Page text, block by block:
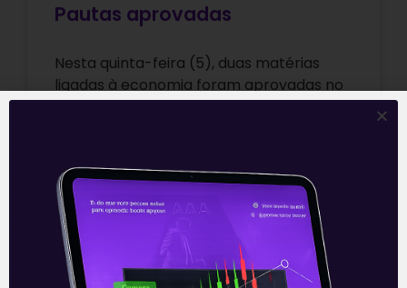
Pautas aprovadas
Nesta quinta-feira (5), duas matérias
ligadas à economia foram aprovadas no
Congresso Nacional. Na Câmara dos
Leia mais
06/08/2021